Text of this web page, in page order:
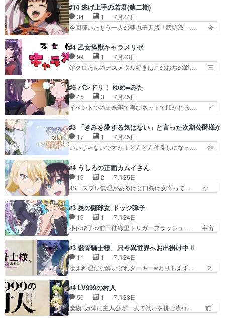
んがめっちゃ可愛かったなド… まさかの展開にめ
ちゃくちゃテンション上が… チャガタイの所へ密
偵に行ったはずがドレゲ…
は泣かなかった！漫画描きのハウツー回… この作
品はこういうのをズバッとキメるの上… 藤子不二
雄に親しんだ人にはとてもフィット… 赤福のヌル
ヌルした動きとかネームを褒めら… 漫研が気にな
から新たな仲間まで。本作品… 今回エンディング
テーマが流れるのが早い（… この作品の世界に
も、一応デジタルという概…
#14 逃げ上手の若君(第二期)
34 1
7月24日
今回輝いたもう一人の亜也子天然「武闘派」… 今
逃れすら逃げ上手亜也子のアシストに支… そう
か、亜也子もまだ9歳なのか‥ときゆき… 「亜也
子のドキドキ・大作戦！・長寿丸を一… 目玉と耳
を相手に言葉で繰り広げる戰もノラ… 時代設定ど
からのいらすとやは草だった。… 今回は亜也子回
でしたね頼もしさと乙女らし… 貞宗、キモいギョ
ロ目としか思ってなかった…
#4 乙女怪獣キャラメリゼ
99 1
7月23日
①クロたんのデスメタル好きはこのおぢの影… 三
か好きになれんキャラだなぁ作品もイン… 相変わ
らず生物学者には見えないわね響野君… 正体を知
らないのにどちりも肯定してくれた… 黒絵がハル
ゴンになっても、南を助けて大事… OPにデスボ
心を許す、母の友達である光… 黒絵の可愛さレベ
ルが止まらない。南くんと… 黒絵の母とのやり取
りでエヴァの加持さん思…
#6 バンドリ！ ゆめ∞みた
45 3
7月25日
イベントでの出来事で再びネットで叩かれる… ビ
ラがまじで何がしたいかわからん！先生… 陰キャ
の間合いにスルっと入ってきて相手の… ビオラが
都子さんを籠絡しに来ててやばいぞ… マネージャ
ー現実版初登場！バレーボールに… 藻掻きながら
で相手の緊張を解く相手の共… たまったアニメ
50本だってｗ今日も帰った… マネージャー実在
した大逆風のハズなのに全…
#3 「きみを愛する気はない」と言った次期公爵様が
17 1
7月25日
いいじゃないですか！どんどん仲良しになっ… 結
の恋愛系で1番これが好き。愛する気は… 今晩
は、2130頃からシンデレラガールズ… 公爵の妻
なのに着てる洋服がシンプル。テー… まあ、これ
は見なくていいな。むしろ判断が… 自分でも気づ
ぜかヒロイン化していますデ… 【今夜のアニメA
は…】前向き没落令嬢×こ… 「ぼやっとしてたら
菜園の領地の外まで開墾…
#4 うしろの正面カムイさん
19 2
7月25日
JSコスプレ無理があるけど口裂け女寄って… 小
カちゃんがヤバすぎてボキキしそう(ぇ… 口裂け
女って人を襲うって知らなかった…ポ… そのスタ
イルで小学生ファッションは口裂け… 相変わら
ず、尺の都合なのか原作漫画の細か… 除霊士カム
昭和キッズを恐怖のどん底へ突… 現代で有名な口
裂け女登場！お市ちゃん、ポ… ろくろ首の除霊シ
ーン「悪霊退散」のパチン…
#3 炎の闘球女 ドッジ弾子
19 1
7月24日
小仏珍子cv前田佳織里トリガーフラッシュ… 宇宙
いたぶってるのか！？Cパートで懐か… 普通にド
ッジが激アツ。いや羽仁衣が初めて… 優谷優の声
優に「ちんこ」って言わせてて興… 珍子ちゃ
ん………！！！！？！先週に引き続… これは意図
限ったことでなく、最近のアニ… 東山朱莉
（AkariHIGASHIYAM… こんなに可憐で可愛い泣
き虫メイドが僅か3…
#3 骸骨騎士様、只今異世界へお出掛け中Ⅱ
11 1
7月24日
凄え料理だな酔いどれターキーwとりあえず… ２
いの良いお兄ちゃん！！現場も楽しかっ… 第３話
をｄアニメストアで視聴しました。視… ローデン
王国ホーバン領を訪れたアーク一行… 1期に引き
続き２期にも出演させていただけ… 1期の頃から
#4 LV999の村人
50 1
7月23日
魔物1万体に主人公が一人で戦いを挑む流れ… 前